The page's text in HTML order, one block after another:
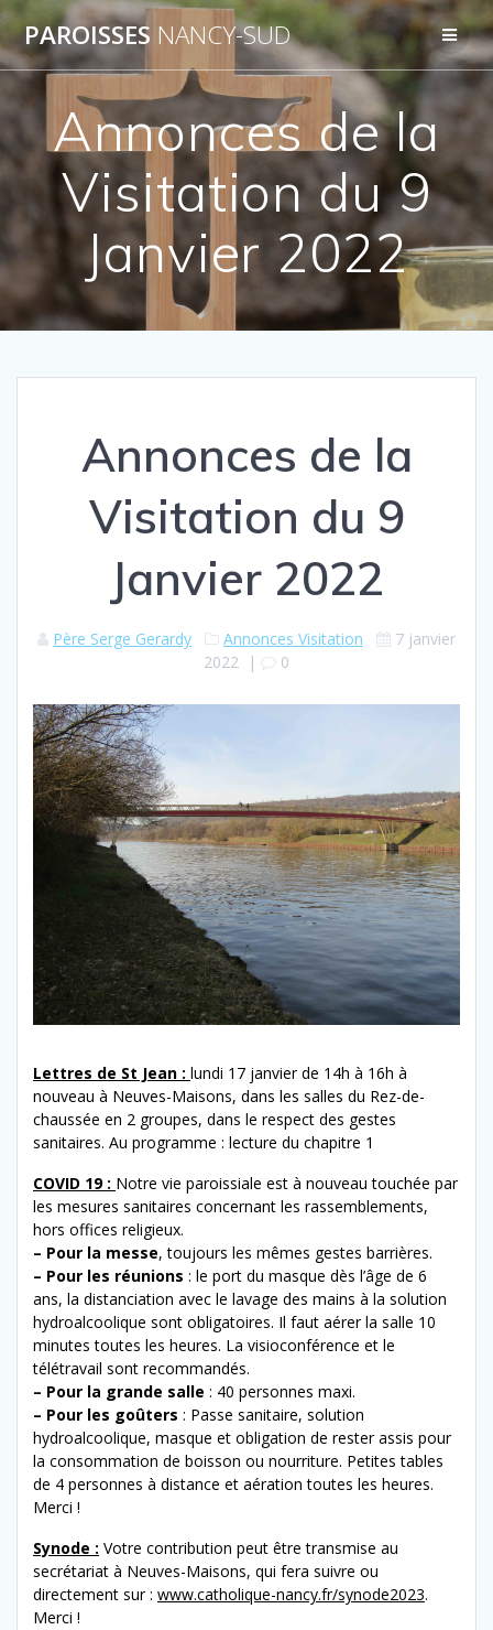
Skip
to
content
PAROISSES NANCY-SUD
Annonces de la
Visitation du 9
Janvier 2022
Annonces de la
Visitation du 9
Janvier 2022
Père Serge Gerardy Annonces Visitation
7 janvier
2022 | 0
Lettres de St Jean : lundi 17 janvier de 14h à 16h à
nouveau à Neuves-Maisons, dans les salles du Rez-de-
chaussée en 2 groupes, dans le respect des gestes
sanitaires. Au programme : lecture du chapitre 1
COVID 19 : Notre vie paroissiale est à nouveau touchée par
les mesures sanitaires concernant les rassemblements,
hors offices religieux.
– Pour la messe, toujours les mêmes gestes barrières.
– Pour les réunions : le port du masque dès l’âge de 6
ans, la distanciation avec le lavage des mains à la solution
hydroalcoolique sont obligatoires. Il faut aérer la salle 10
minutes toutes les heures. La visioconférence et le
télétravail sont recommandés.
– Pour la grande salle : 40 personnes maxi.
– Pour les goûters : Passe sanitaire, solution
hydroalcoolique, masque et obligation de rester assis pour
la consommation de boisson ou nourriture. Petites tables
de 4 personnes à distance et aération toutes les heures.
Merci !
Synode : Votre contribution peut être transmise au
secrétariat à Neuves-Maisons, qui fera suivre ou
directement sur : www.catholique-nancy.fr/synode2023.
Merci !